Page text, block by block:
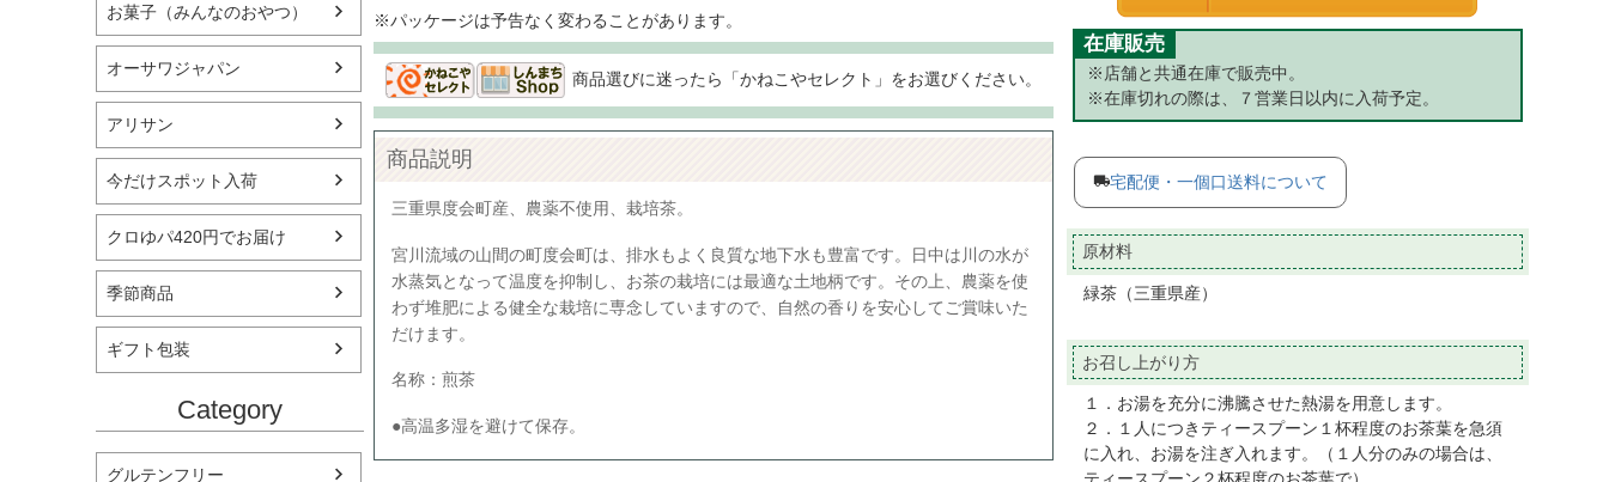
お菓子（みんなのおやつ）
オーサワジャパン
アリサン
今だけスポット入荷
クロゆパ420円でお届け
季節商品
ギフト包装
Category
グルテンフリー
※パッケージは予告なく変わることがあります。
商品選びに迷ったら「かねこやセレクト」をお選びください。
商品説明
三重県度会町産、農薬不使用、栽培茶。
宮川流域の山間の町度会町は、排水もよく良質な地下水も豊富です。日中は川の水が
水蒸気となって温度を抑制し、お茶の栽培には最適な土地柄です。その上、農薬を使
わず堆肥による健全な栽培に専念していますので、自然の香りを安心してご賞味いた
だけます。
名称：煎茶
●高温多湿を避けて保存。
在庫販売
※店舗と共通在庫で販売中。
※在庫切れの際は、７営業日以内に入荷予定。
宅配便・一個口送料について
原材料
緑茶（三重県産）
お召し上がり方
１．お湯を充分に沸騰させた熱湯を用意します。
２．１人につきティースプーン１杯程度のお茶葉を急須
に入れ、お湯を注ぎ入れます。（１人分のみの場合は、